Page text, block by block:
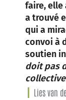
faire, elle
a trouvé
qui a
convoi à
soutien
doit pas
Lies van